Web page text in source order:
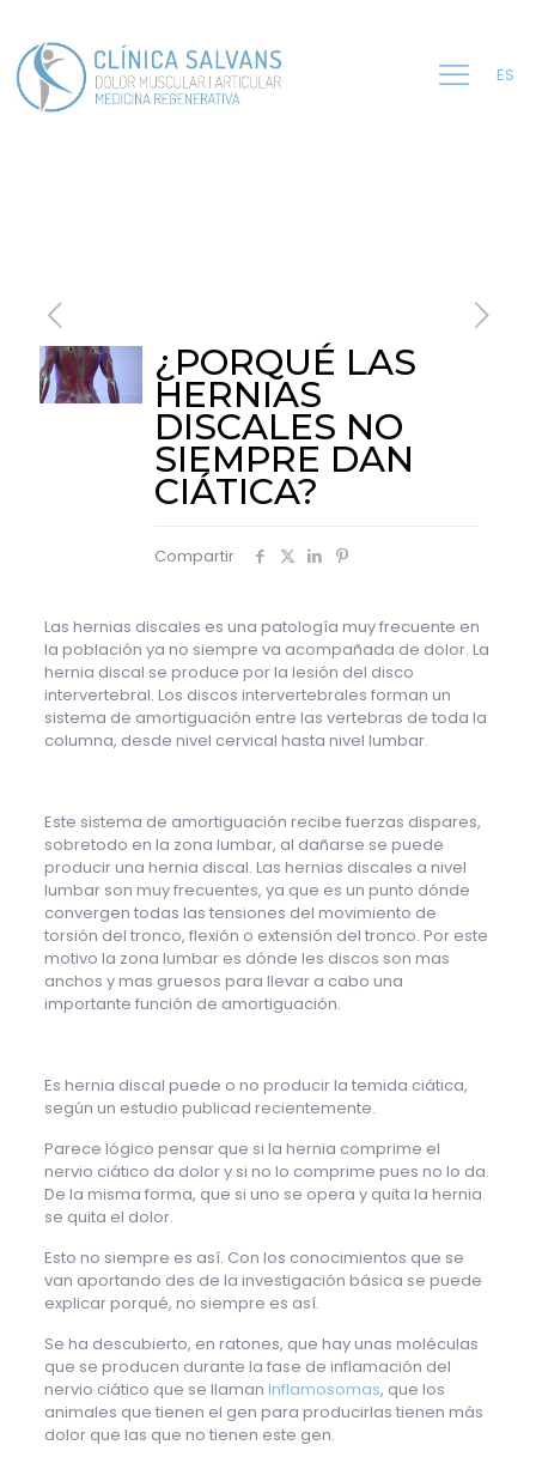
ES
¿PORQUÉ LAS
HERNIAS
DISCALES NO
SIEMPRE DAN
CIÁTICA?
Compartir
Las hernias discales es una patología muy frecuente en
la población ya no siempre va acompañada de dolor. La
hernia discal se produce por la lesión del disco
intervertebral. Los discos intervertebrales forman un
sistema de amortiguación entre las vertebras de toda la
columna, desde nivel cervical hasta nivel lumbar.
Este sistema de amortiguación recibe fuerzas dispares,
sobretodo en la zona lumbar, al dañarse se puede
producir una hernia discal. Las hernias discales a nivel
lumbar son muy frecuentes, ya que es un punto dónde
convergen todas las tensiones del movimiento de
torsión del tronco, flexión o extensión del tronco. Por este
motivo la zona lumbar es dónde les discos son mas
anchos y mas gruesos para llevar a cabo una
importante función de amortiguación.
Es hernia discal puede o no producir la temida ciática,
según un estudio publicad recientemente.
Parece lógico pensar que si la hernia comprime el
nervio ciático da dolor y si no lo comprime pues no lo da.
De la misma forma, que si uno se opera y quita la hernia
se quita el dolor.
Esto no siempre es así. Con los conocimientos que se
van aportando des de la investigación básica se puede
explicar porqué, no siempre es así.
Se ha descubierto, en ratones, que hay unas moléculas
que se producen durante la fase de inflamación del
nervio ciático que se llaman Inflamosomas, que los
animales que tienen el gen para producirlas tienen más
dolor que las que no tienen este gen.